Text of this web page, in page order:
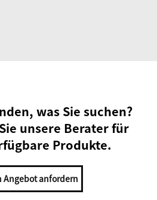
was Sie suchen?
unsere Berater für
Produkte.
Angebot anfordern